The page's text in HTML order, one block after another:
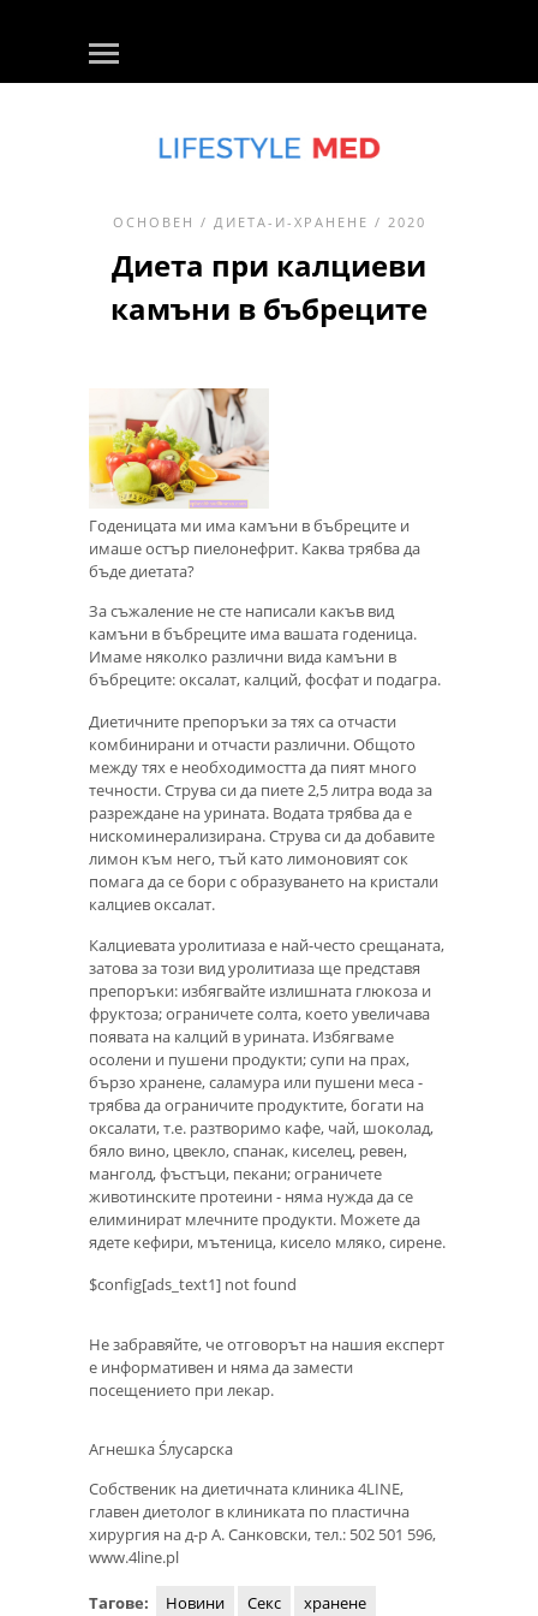
ОСНОВЕН / ДИЕТА-И-ХРАНЕНЕ / 2020
Диета при калциеви
камъни в бъбреците
Годеницата ми има камъни в бъбреците и
имаше остър пиелонефрит. Каква трябва да
бъде диетата?
За съжаление не сте написали какъв вид
камъни в бъбреците има вашата годеница.
Имаме няколко различни вида камъни в
бъбреците: оксалат, калций, фосфат и подагра.
Диетичните препоръки за тях са отчасти
комбинирани и отчасти различни. Общото
между тях е необходимостта да пият много
течности. Струва си да пиете 2,5 литра вода за
разреждане на урината. Водата трябва да е
нискоминерализирана. Струва си да добавите
лимон към него, тъй като лимоновият сок
помага да се бори с образуването на кристали
калциев оксалат.
Калциевата уролитиаза е най-често срещаната,
затова за този вид уролитиаза ще представя
препоръки: избягвайте излишната глюкоза и
фруктоза; ограничете солта, което увеличава
появата на калций в урината. Избягваме
осолени и пушени продукти; супи на прах,
бързо хранене, саламура или пушени меса -
трябва да ограничите продуктите, богати на
оксалати, т.е. разтворимо кафе, чай, шоколад,
бяло вино, цвекло, спанак, киселец, ревен,
манголд, фъстъци, пекани; ограничете
животинските протеини - няма нужда да се
елиминират млечните продукти. Можете да
ядете кефири, мътеница, кисело мляко, сирене.
$config[ads_text1] not found
Не забравяйте, че отговорът на нашия експерт
е информативен и няма да замести
посещението при лекар.
Агнешка Śлусарска
Собственик на диетичната клиника 4LINE,
главен диетолог в клиниката по пластична
хирургия на д-р А. Санковски, тел.: 502 501 596,
www.4line.pl
Тагове: Новини Секс хранене